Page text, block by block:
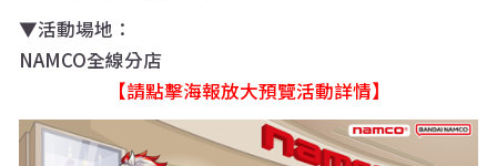
▼活動場地：
NAMCO全線分店
【請點擊海報放大預覽活動詳情】